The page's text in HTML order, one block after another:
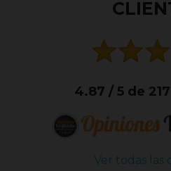
4.87 / 5 de
Ver todas las